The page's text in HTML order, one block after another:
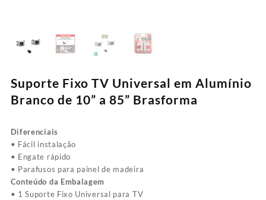
Suporte Fixo TV Universal em Alumínio
Branco de 10” a 85” Brasforma
Diferenciais
• Fácil instalação
• Engate rápido
• Parafusos para painel de madeira
Conteúdo da Embalagem
• 1 Suporte Fixo Universal para TV